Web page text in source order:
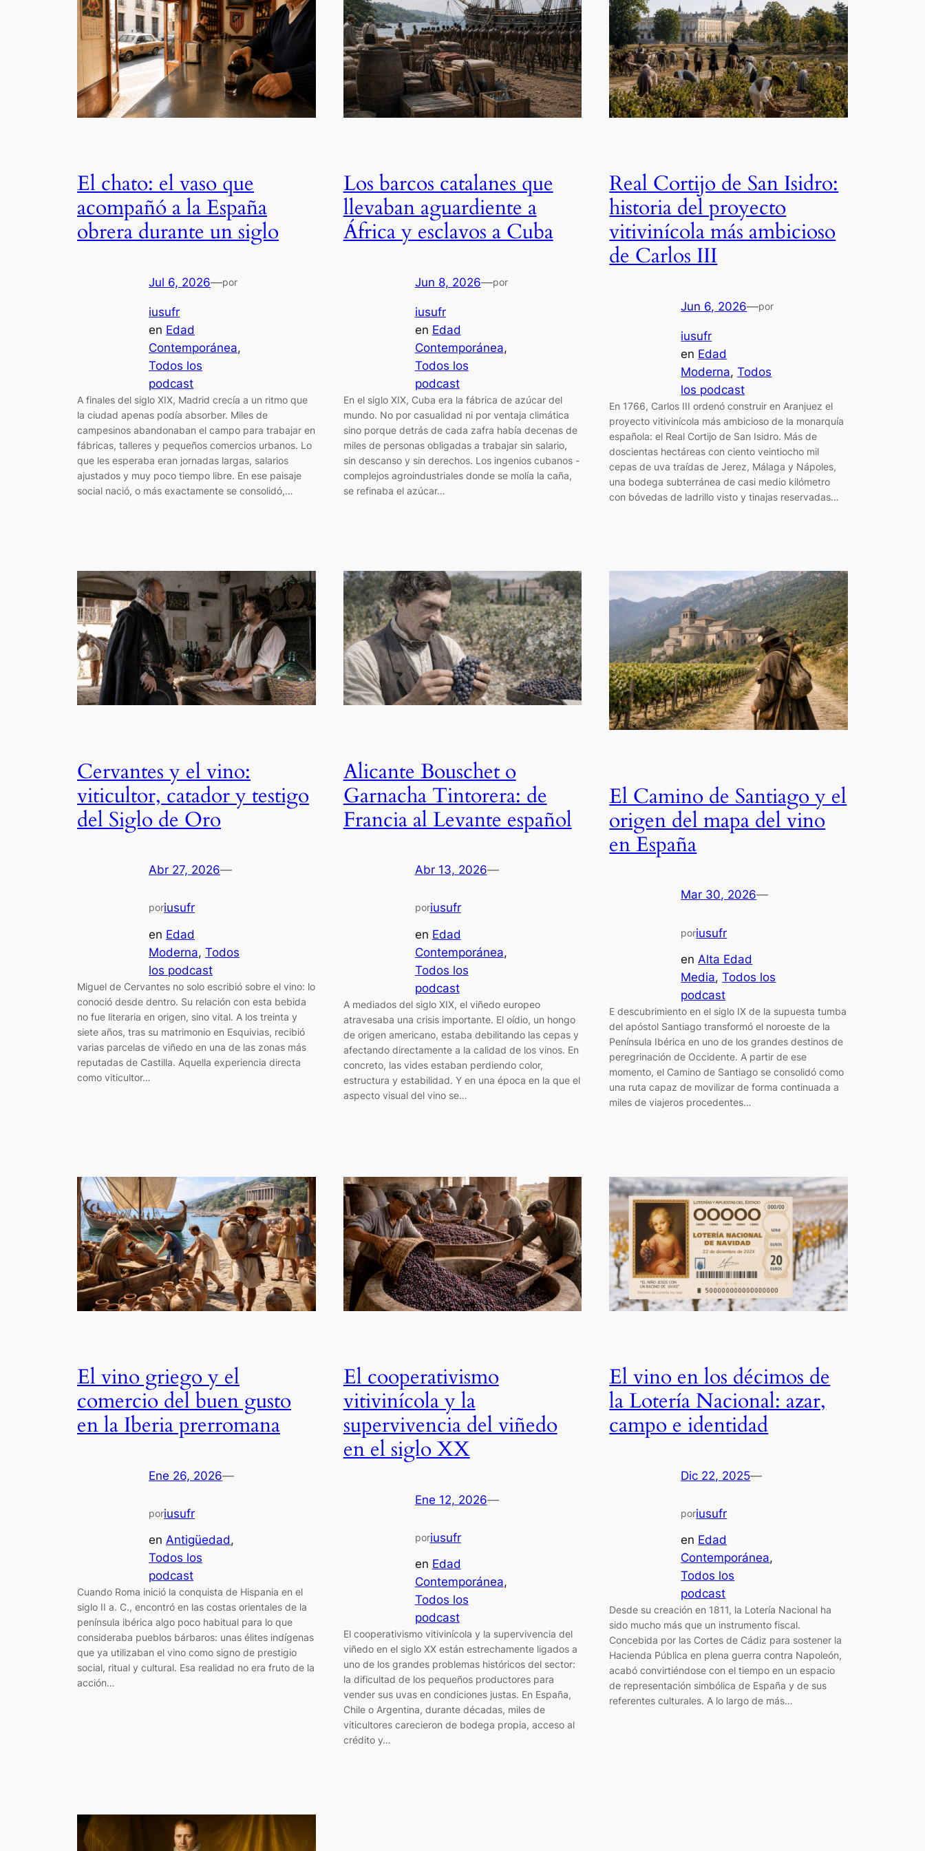
El chato: el vaso que
acompañó a la España
obrera durante un siglo
Jul 6, 2026—por
iusufr
en Edad
Contemporánea
Todos los
podcast
A finales del siglo XIX, Madrid crecía a un ritmo que
la ciudad apenas podía absorber. Miles de
campesinos abandonaban el campo para trabajar en
fábricas, talleres y pequeños comercios urbanos. Lo
que les esperaba eran jornadas largas, salarios
ajustados y muy poco tiempo libre. En ese paisaje
social nació, o más exactamente se consolidó,…
Los barcos catalanes que
llevaban aguardiente a
África y esclavos a Cuba
Jun 8, 2026—por
iusufr
en Edad
Contemporánea
Todos los
podcast
En el siglo XIX, Cuba era la fábrica de azúcar del
mundo. No por casualidad ni por ventaja climática
sino porque detrás de cada zafra había decenas de
miles de personas obligadas a trabajar sin salario,
sin descanso y sin derechos. Los ingenios cubanos -
complejos agroindustriales donde se molía la caña,
se refinaba el azúcar…
Real Cortijo de San Isidro:
historia del proyecto
vitivinícola más ambicioso
de Carlos III
Jun 6, 2026—por
iusufr
en Edad
Moderna, Todos
los podcast
En 1766, Carlos III ordenó construir en Aranjuez el
proyecto vitivinícola más ambicioso de la monarquía
española: el Real Cortijo de San Isidro. Más de
doscientas hectáreas con ciento veintiocho mil
cepas de uva traídas de Jerez, Málaga y Nápoles,
una bodega subterránea de casi medio kilómetro
con bóvedas de ladrillo visto y tinajas reservadas…
Cervantes y el vino:
viticultor, catador y testigo
del Siglo de Oro
Abr 27, 2026—
poriusufr
en Edad
Moderna, Todos
los podcast
Miguel de Cervantes no solo escribió sobre el vino: lo
conoció desde dentro. Su relación con esta bebida
no fue literaria en origen, sino vital. A los treinta y
siete años, tras su matrimonio en Esquivias, recibió
varias parcelas de viñedo en una de las zonas más
reputadas de Castilla. Aquella experiencia directa
como viticultor…
Alicante Bouschet o
Garnacha Tintorera: de
Francia al Levante español
Abr 13, 2026—
poriusufr
en Edad
Contemporánea
Todos los
podcast
A mediados del siglo XIX, el viñedo europeo
atravesaba una crisis importante. El oídio, un hongo
de origen americano, estaba debilitando las cepas y
afectando directamente a la calidad de los vinos. En
concreto, las vides estaban perdiendo color,
estructura y estabilidad. Y en una época en la que el
aspecto visual del vino se…
El Camino de Santiago y el
origen del mapa del vino
en España
Mar 30, 2026—
poriusufr
en Alta Edad
Media, Todos los
podcast
E descubrimiento en el siglo IX de la supuesta tumba
del apóstol Santiago transformó el noroeste de la
Península Ibérica en uno de los grandes destinos de
peregrinación de Occidente. A partir de ese
momento, el Camino de Santiago se consolidó como
una ruta capaz de movilizar de forma continuada a
miles de viajeros procedentes…
El vino griego y el
comercio del buen gusto
en la Iberia prerromana
Ene 26, 2026—
poriusufr
en Antigüedad
Todos los
podcast
Cuando Roma inició la conquista de Hispania en el
siglo II a. C., encontró en las costas orientales de la
península ibérica algo poco habitual para lo que
consideraba pueblos bárbaros: unas élites indígenas
que ya utilizaban el vino como signo de prestigio
social, ritual y cultural. Esa realidad no era fruto de la
acción…
El cooperativismo
vitivinícola y la
supervivencia del viñedo
en el siglo XX
Ene 12, 2026—
poriusufr
en Edad
Contemporánea
Todos los
podcast
El cooperativismo vitivinícola y la supervivencia del
viñedo en el siglo XX están estrechamente ligados a
uno de los grandes problemas históricos del sector:
la dificultad de los pequeños productores para
vender sus uvas en condiciones justas. En España,
Chile o Argentina, durante décadas, miles de
viticultores carecieron de bodega propia, acceso al
crédito y…
El vino en los décimos de
la Lotería Nacional: azar,
campo e identidad
Dic 22, 2025—
poriusufr
en Edad
Contemporánea
Todos los
podcast
Desde su creación en 1811, la Lotería Nacional ha
sido mucho más que un instrumento fiscal.
Concebida por las Cortes de Cádiz para sostener la
Hacienda Pública en plena guerra contra Napoleón,
acabó convirtiéndose con el tiempo en un espacio
de representación simbólica de España y de sus
referentes culturales. A lo largo de más…